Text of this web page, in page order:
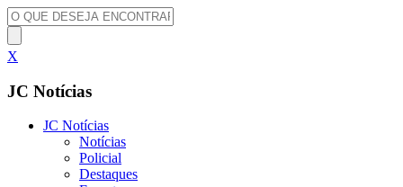
X
JC Notícias
JC Notícias
Notícias
Policial
Destaques